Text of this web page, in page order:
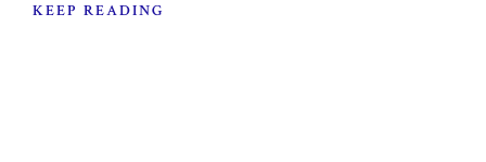
KEEP READING